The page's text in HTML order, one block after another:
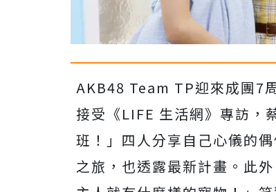
AKB48 Team TP迎來成團7
接受《LIFE 生活網》專訪，
班！」四人分享自己心儀的
之旅，也透露最新計畫。此